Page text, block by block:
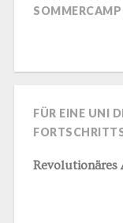
FÜR EINE UNI